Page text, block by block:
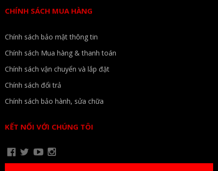
CHÍNH SÁCH MUA HÀNG
Chính sách bảo mật thông tin
Chính sách Mua hàng & thanh toán
Chính sách vận chuyển và lắp đặt
Chính sách đổi trả
Chính sách bảo hành, sửa chữa
KẾT NỐI VỚI CHÚNG TÔI